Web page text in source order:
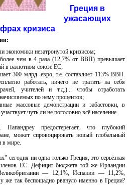
Греция в
ужасающих
кризиса
экономики незатронутой кризисом;
чем в 4 раза (12,7% от ВВП) превышает
в валютном союзе ЕС;
300 млрд. евро, т.е. составляет 113% ВВП.
работать, ничего не тратить на себя
учителей и т.д.)... чтобы отработать
по нему процентов;
массовые демонстрации и забастовки, в
чуть ли не поголовно всё население.
предостерегает, что глубокий
может спровоцировать новый глобальный
в мире.
сегодня ни одна только Греция, это серьёзная
ЕС. Дефицит бюджета той же Ирландии
― 12,1%, Испании ― 11,2%,
же так беспощадно рвануло именно в Греции?